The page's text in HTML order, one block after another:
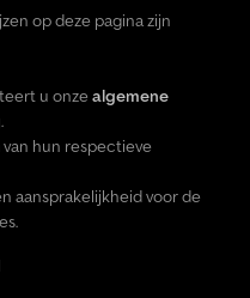
op deze pagina zijn
u onze algemene
.
hun respectieve
aansprakelijkheid voor de